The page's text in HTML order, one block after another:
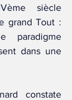
siècle
grand Tout :
paradigme
dans une
constate